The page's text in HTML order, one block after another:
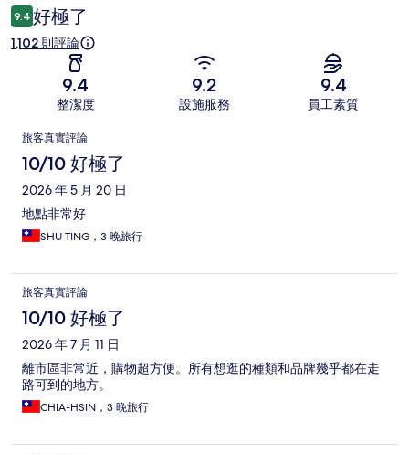
論
9.4 好極了
1,102 則評論
9.4
整潔度
9.2
設施服務
9.4
員工素質
評
論
旅客真實評論
10/10 好極了
2026 年 5 月 20 日
地點非常好
SHU TING，3 晚旅行
旅客真實評論
10/10 好極了
2026 年 7 月 11 日
離市區非常近，購物超方便。所有想逛的種類和品牌幾乎都在走
路可到的地方。
CHIA-HSIN，3 晚旅行